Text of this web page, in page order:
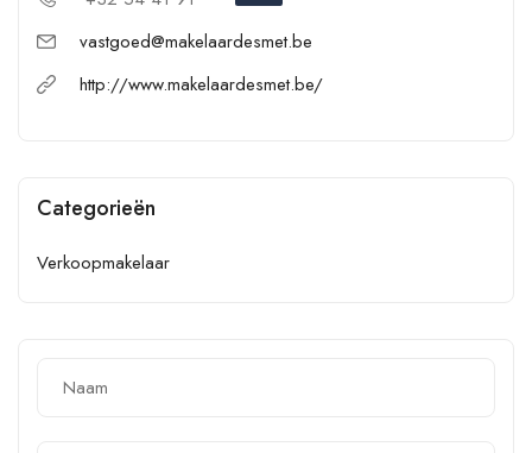
vastgoed@makelaardesmet.be
http://www.makelaardesmet.be/
Categorieën
Verkoopmakelaar